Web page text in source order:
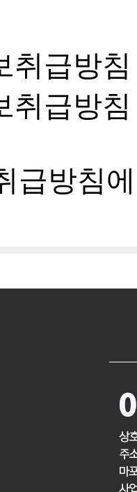
취급방
취급방
급방침